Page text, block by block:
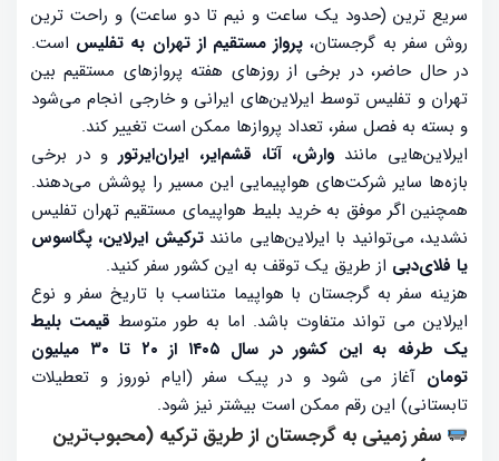
سریع ترین (حدود یک ساعت و نیم تا دو ساعت) و راحت ترین
روش سفر به گرجستان، پرواز مستقیم از تهران به تفلیس است.
در حال حاضر، در برخی از روزهای هفته پروازهای مستقیم بین
تهران و تفلیس توسط ایرلاین‌های ایرانی و خارجی انجام می‌شود
و بسته به فصل سفر، تعداد پروازها ممکن است تغییر کند.
ایرلاین‌هایی مانندوارش، آتا، قشم‌ایر، ایران‌ایرتور و در برخی
بازه‌ها سایر شرکت‌های هواپیمایی این مسیر را پوشش می‌دهند.
همچنین اگر موفق به خرید بلیط هواپیمای مستقیم تهران تفلیس
نشدید، می‌توانید با ایرلاین‌هایی مانندترکیش ایرلاین، پگاسوس
یا فلای‌دبی از طریق یک توقف به این کشور سفر کنید.
هزینه سفر به گرجستان با هواپیما متناسب با تاریخ سفر و نوع
ایرلاین می تواند متفاوت باشد. اما به طور متوسط قیمت بلیط
یک طرفه به این کشور در سال ۱۴۰۵ از ۲۰ تا ۳۰ میلیون
تومان آغاز می شود و در پیک سفر (ایام نوروز و تعطیلات
تابستانی) این رقم ممکن است بیشتر نیز شود.
سفر زمینی به گرجستان از طریق ترکیه (محبوب‌ترین